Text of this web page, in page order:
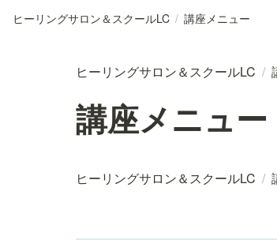
ヒーリングサロン＆スクールLC / 講座メニュー
ヒーリングサロン＆スクールLC /
講座メニュー
ヒーリングサロン＆スクールLC /